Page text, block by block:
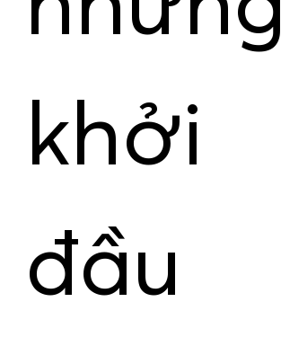
khởi
đầu